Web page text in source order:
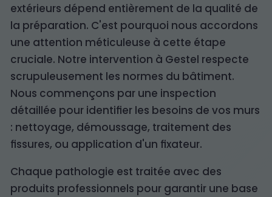
extérieurs dépend entièrement de la qualité de
la préparation. C'est pourquoi nous accordons
une attention méticuleuse à cette étape
cruciale. Notre intervention à Gestel respecte
scrupuleusement les normes du bâtiment.
Nous commençons par une inspection
détaillée pour identifier les besoins de vos murs
: nettoyage, démoussage, traitement des
fissures, ou application d'un fixateur.
Chaque pathologie est traitée avec des
produits professionnels pour garantir une base